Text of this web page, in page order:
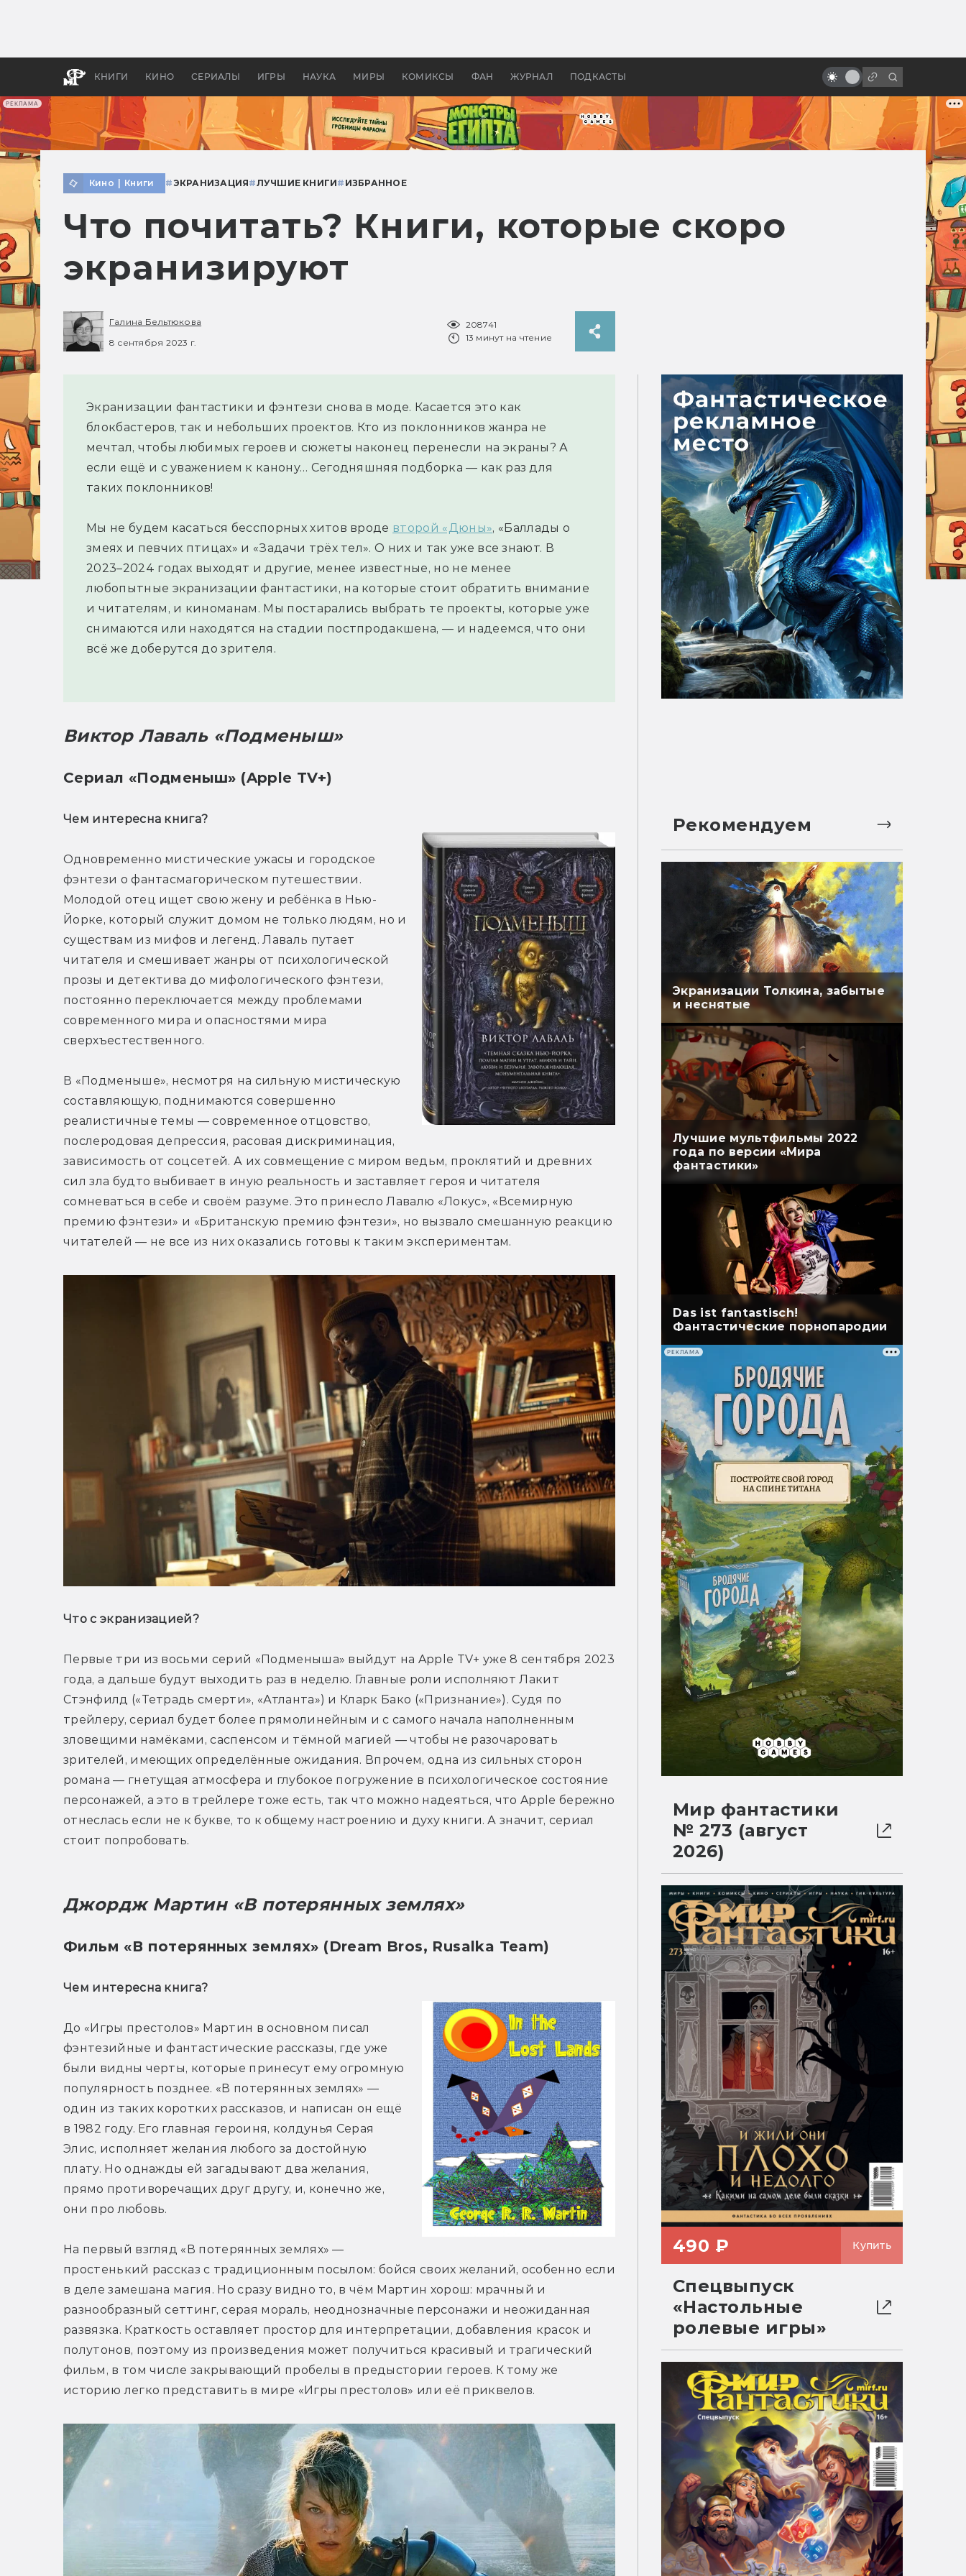
РЕКЛАМА
КНИГИ КИНО СЕРИАЛЫ ИГРЫ НАУКА МИРЫ КОМИКСЫ ФАН ЖУРНАЛ ПОДКАСТЫ
бы «Властелина колец»
Древней Грецией
назад динозавры воскресли
Кино Книги #ЭКРАНИЗАЦИЯ#ЛУЧШИЕ КНИГИ# ИЗБРАННОЕ
Что почитать? Книги, которые скоро
экранизируют
Галина Бельтюкова
8 сентября 2023 г.
208741
13 минут на чтение
Экранизации фантастики и фэнтези снова в моде. Касается это как
блокбастеров, так и небольших проектов. Кто из поклонников жанра не
мечтал, чтобы любимых героев и сюжеты наконец перенесли на экраны? А
если ещё и с уважением к канону… Сегодняшняя подборка — как раз для
таких поклонников!
Мы не будем касаться бесспорных хитов вроде второй «Дюны», «Баллады о
змеях и певчих птицах» и «Задачи трёх тел». О них и так уже все знают. В
2023–2024 годах выходят и другие, менее известные, но не менее
любопытные экранизации фантастики, на которые стоит обратить внимание
и читателям, и киноманам. Мы постарались выбрать те проекты, которые уже
снимаются или находятся на стадии постпродакшена, — и надеемся, что они
всё же доберутся до зрителя.
Виктор Лаваль «Подменыш»
Сериал «Подменыш» (Apple TV+)
Чем интересна книга?
Одновременно мистические ужасы и городское
фэнтези о фантасмагорическом путешествии.
Молодой отец ищет свою жену и ребёнка в Нью-
Йорке, который служит домом не только людям, но и
существам из мифов и легенд. Лаваль путает
читателя и смешивает жанры от психологической
прозы и детектива до мифологического фэнтези,
постоянно переключается между проблемами
современного мира и опасностями мира
сверхъестественного.
В «Подменыше», несмотря на сильную мистическую
составляющую, поднимаются совершенно
реалистичные темы — современное отцовство,
послеродовая депрессия, расовая дискриминация,
зависимость от соцсетей. А их совмещение с миром ведьм, проклятий и древних
сил зла будто выбивает в иную реальность и заставляет героя и читателя
сомневаться в себе и своём разуме. Это принесло Лавалю «Локус», «Всемирную
премию фэнтези» и «Британскую премию фэнтези», но вызвало смешанную реакцию
читателей — не все из них оказались готовы к таким экспериментам.
Что с экранизацией?
Первые три из восьми серий «Подменыша» выйдут на Apple TV+ уже 8 сентября 2023
года, а дальше будут выходить раз в неделю. Главные роли исполняют Лакит
Стэнфилд («Тетрадь смерти», «Атланта») и Кларк Бако («Признание»). Судя по
трейлеру, сериал будет более прямолинейным и с самого начала наполненным
зловещими намёками, саспенсом и тёмной магией — чтобы не разочаровать
зрителей, имеющих определённые ожидания. Впрочем, одна из сильных сторон
романа — гнетущая атмосфера и глубокое погружение в психологическое состояние
персонажей, а это в трейлере тоже есть, так что можно надеяться, что Apple бережно
отнеслась если не к букве, то к общему настроению и духу книги. А значит, сериал
стоит попробовать.
Джордж Мартин «В потерянных землях»
Фильм «В потерянных землях» (Dream Bros, Rusalka Team)
Чем интересна книга?
До «Игры престолов» Мартин в основном писал
фэнтезийные и фантастические рассказы, где уже
были видны черты, которые принесут ему огромную
популярность позднее. «В потерянных землях» —
один из таких коротких рассказов, и написан он ещё
в 1982 году. Его главная героиня, колдунья Серая
Элис, исполняет желания любого за достойную
плату. Но однажды ей загадывают два желания,
прямо противоречащих друг другу, и, конечно же,
они про любовь.
На первый взгляд «В потерянных землях» —
простенький рассказ с традиционным посылом: бойся своих желаний, особенно если
в деле замешана магия. Но сразу видно то, в чём Мартин хорош: мрачный и
разнообразный сеттинг, серая мораль, неоднозначные персонажи и неожиданная
развязка. Краткость оставляет простор для интерпретации, добавления красок и
полутонов, поэтому из произведения может получиться красивый и трагический
фильм, в том числе закрывающий пробелы в предыстории героев. К тому же
историю легко представить в мире «Игры престолов» или её приквелов.
Рекомендуем
Экранизации Толкина, забытые
и неснятые
Лучшие мультфильмы 2022
года по версии «Мира
фантастики»
Das ist fantastisch!
Фантастические порнопародии
РЕКЛАМА
Мир фантастики
№ 273 (август
2026)
490 ₽ Купить
Спецвыпуск
«Настольные
ролевые игры»